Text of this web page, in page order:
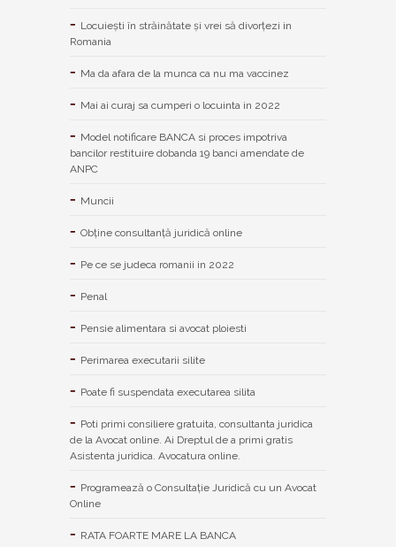
Locuiești în străinătate și vrei să divorțezi in
Romania
Ma da afara de la munca ca nu ma vaccinez
Mai ai curaj sa cumperi o locuinta in 2022
Model notificare BANCA si proces impotriva
bancilor restituire dobanda 19 banci amendate de
ANPC
Muncii
Obține consultanță juridică online
Pe ce se judeca romanii in 2022
Penal
Pensie alimentara si avocat ploiesti
Perimarea executarii silite
Poate fi suspendata executarea silita
Poti primi consiliere gratuita, consultanta juridica
de la Avocat online. Ai Dreptul de a primi gratis
Asistenta juridica. Avocatura online.
Programează o Consultație Juridică cu un Avocat
Online
RATA FOARTE MARE LA BANCA